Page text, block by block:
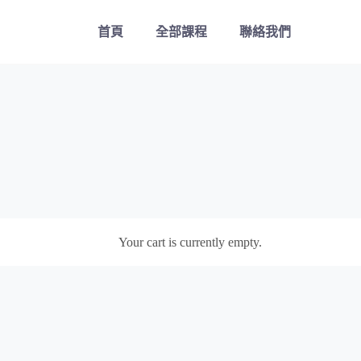
首頁 全部課程 聯絡我們
Your cart is currently empty.